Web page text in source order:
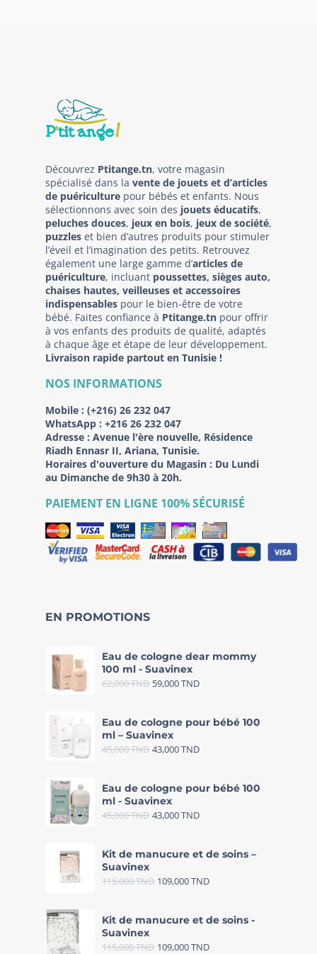
Découvrez Ptitange.tn, votre magasin
spécialisé dans la vente de jouets et d’articles
de puériculture pour bébés et enfants. Nous
sélectionnons avec soin des jouets éducatifs,
peluches douces, jeux en bois, jeux de société,
puzzles et bien d’autres produits pour stimuler
l’éveil et l’imagination des petits. Retrouvez
également une large gamme d’articles de
puériculture, incluant poussettes, sièges auto,
chaises hautes, veilleuses et accessoires
indispensables pour le bien-être de votre
bébé. Faites confiance à Ptitange.tn pour offrir
à vos enfants des produits de qualité, adaptés
à chaque âge et étape de leur développement.
Livraison rapide partout en Tunisie !
NOS INFORMATIONS
Mobile : (+216) 26 232 047
WhatsApp : +216 26 232 047
Adresse : Avenue l'ère nouvelle, Résidence
Riadh Ennasr II, Ariana, Tunisie.
Horaires d'ouverture du Magasin : Du Lundi
au Dimanche de 9h30 à 20h.
PAIEMENT EN LIGNE 100% SÉCURISÉ
EN PROMOTIONS
Eau de cologne dear mommy
100 ml - Suavinex
62,000TND 59,000TND
Eau de cologne pour bébé 100
ml – Suavinex
45,000TND 43,000TND
Eau de cologne pour bébé 100
ml - Suavinex
45,000TND 43,000TND
Kit de manucure et de soins –
Suavinex
115,000TND 109,000TND
Kit de manucure et de soins -
Suavinex
115,000TND 109,000TND